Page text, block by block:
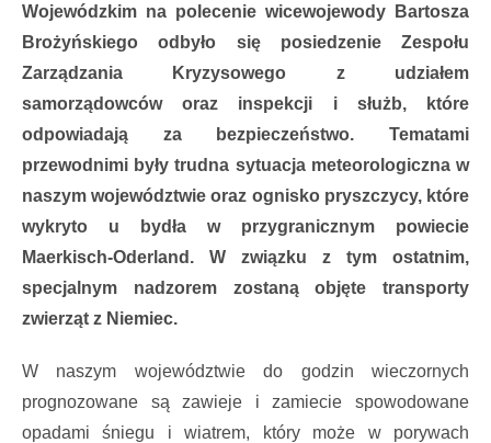
Wojewódzkim na polecenie wicewojewody Bartosza
Brożyńskiego odbyło się posiedzenie Zespołu
Zarządzania Kryzysowego z udziałem
samorządowców oraz inspekcji i służb, które
odpowiadają za bezpieczeństwo. Tematami
przewodnimi były trudna sytuacja meteorologiczna w
naszym województwie oraz ognisko pryszczycy, które
wykryto u bydła w przygranicznym powiecie
Maerkisch-Oderland. W związku z tym ostatnim,
specjalnym nadzorem zostaną objęte transporty
zwierząt z Niemiec.
W naszym województwie do godzin wieczornych
prognozowane są zawieje i zamiecie spowodowane
opadami śniegu i wiatrem, który może w porywach